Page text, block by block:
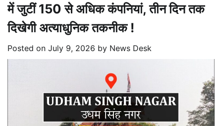
में जुटीं 150 से अधिक कंपनियां, तीन दिन तक
दिखेगी अत्याधुनिक तकनीक !
Posted on July 9, 2026 by News Desk